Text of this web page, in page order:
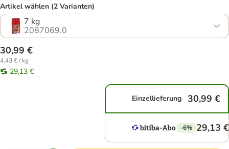
Artikel wählen (2 Varianten)
7 kg
2087069.0
30,99 €
4,43 € / kg
29,13 €
Einzellieferung 30,99 €
-6% 29,13 €